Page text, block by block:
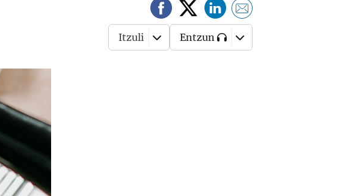
Itzuli Entzun